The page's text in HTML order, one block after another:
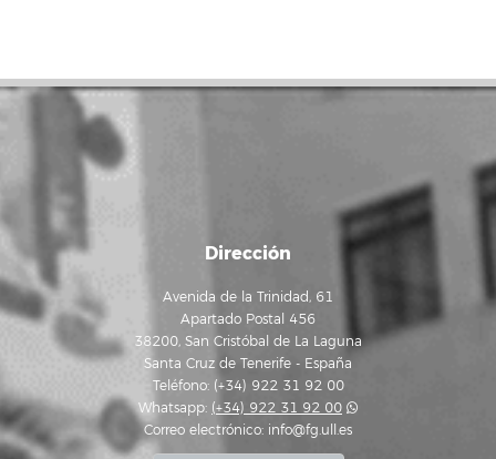
Dirección
Avenida de la Trinidad, 61
Apartado Postal 456
38200, San Cristóbal de La Laguna
Santa Cruz de Tenerife - España
Teléfono: (+34) 922 31 92 00
Whatsapp: (+34) 922 31 92 00
Correo electrónico: info@fg.ull.es